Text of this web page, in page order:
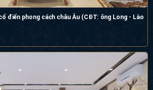
điển phong cách châu Âu (CĐT: ông Long - Lào